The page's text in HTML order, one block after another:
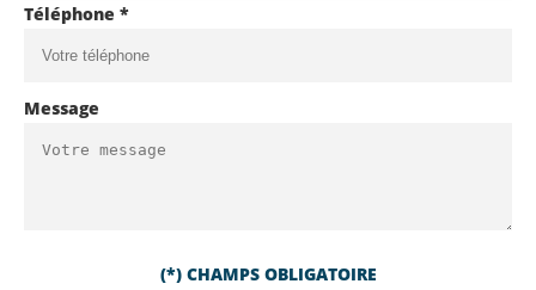
Téléphone *
Message
(*) CHAMPS OBLIGATOIRE